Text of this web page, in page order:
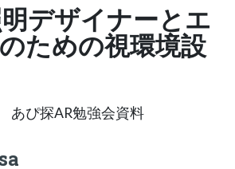
デザイナーとエ
ための視環境設
ぴ探AR勉強会資料